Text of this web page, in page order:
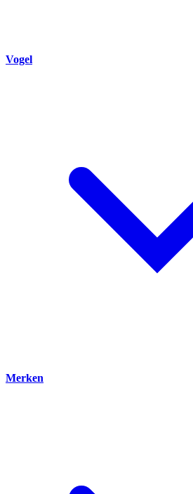
Vogel
Merken